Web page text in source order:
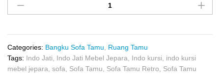
Tamu
Retro
Kayu
Sungkai
quantity
Categories: Bangku Sofa Tamu
Ruang Tamu
Tags: Indo Jati Indo Jati Mebel Jepara Indo kursi
indo kursi
mebel jepara sofa Sofa Tamu Sofa Tamu Retro
Sofa Tamu